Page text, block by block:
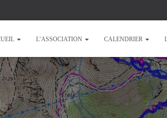
L’ASSOCIATION CALENDRIER